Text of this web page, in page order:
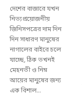
দেশের বাজারে যখন
নিত্যপ্রয়োজনীয়
জিনিসপত্রের দাম দিন
দিন সাধারণ মানুষের
নাগালের বাইরে চলে
যাচ্ছে, ঠিক তখনই
মেহনতী ও নিম্ন
আয়ের মানুষের জন্য
এক বিশাল...